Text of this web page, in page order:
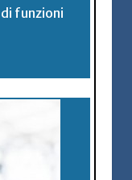
funzioni